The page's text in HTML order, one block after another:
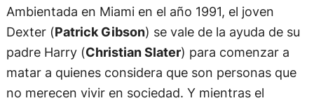
Ambientada en Miami en el año 1991, el joven
Dexter (Patrick Gibson) se vale de la ayuda de su
padre Harry (Christian Slater) para comenzar a
matar a quienes considera que son personas que
no merecen vivir en sociedad. Y mientras el